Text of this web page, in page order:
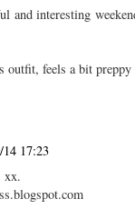
and interesting
outfit, feels a bit preppy
14 17:23
xx.